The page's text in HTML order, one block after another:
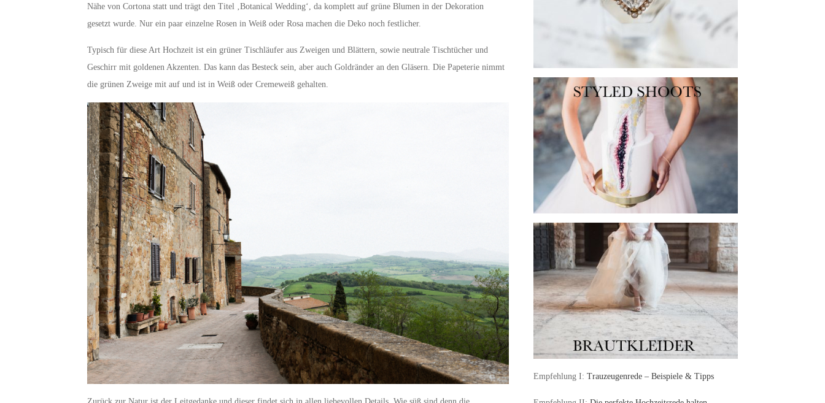
Nähe von Cortona statt und trägt den Titel ‚Botanical Wedding‘, da komplett auf grüne Blumen in der Dekoration
gesetzt wurde. Nur ein paar einzelne Rosen in Weiß oder Rosa machen die Deko noch festlicher.
Typisch für diese Art Hochzeit ist ein grüner Tischläufer aus Zweigen und Blättern, sowie neutrale Tischtücher und
Geschirr mit goldenen Akzenten. Das kann das Besteck sein, aber auch Goldränder an den Gläsern. Die Papeterie nimmt
die grünen Zweige mit auf und ist in Weiß oder Cremeweiß gehalten.
Empfehlung I: Trauzeugenrede – Beispiele & Tipps